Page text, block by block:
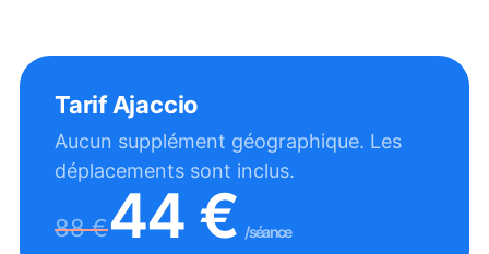
TarifAjaccio
Aucun supplément géographique. Les
déplacements sont inclus.
88€44 € /séance